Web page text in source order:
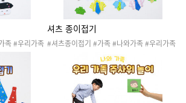
족 #우리가족
아빠놀이 #
도안 #색종이
얼굴 #친구얼
가족1 #202
셔츠 종이접기
#셔츠종이접기 #가족 #나와가족 #우리가족
#가족구성원 #엄마 #아빠 #엄마아빠놀이 #
가족활동 #종이접기 #종이접기도안 #색종이
접기 #종이 #색종이 #셔츠 #가족종이접기 #
20260503가족1 #20260503가족1종이접
기 #가족역할